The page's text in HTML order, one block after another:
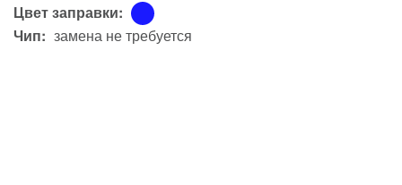
Цвет заправки:
Чип: замена не требуется